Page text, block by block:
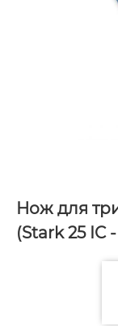
Нож для
(Stark 25 IC